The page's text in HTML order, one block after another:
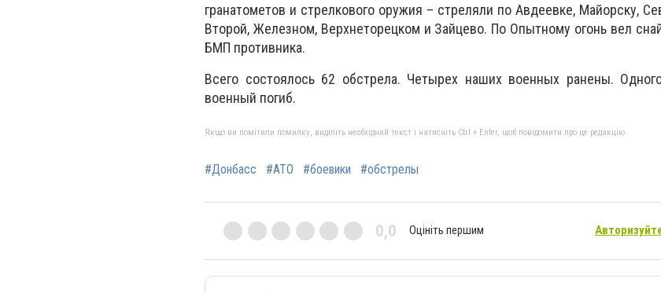
гранатометов и стрелкового оружия – стреляли по Авдеевке, Майорску,
Второй, Железном, Верхнеторецком и Зайцево. По Опытному огонь вел
БМП противника.
Всего состоялось 62 обстрела. Четырех наших военных ранены.
военный погиб.
Якщо ви помітили помилку, виділіть необхідний текст і натисніть Ctrl + Enter, щоб повідомити про це редакцію
#Донбасс #АТО #боевики #обстрелы
0,0 Оцініть першим